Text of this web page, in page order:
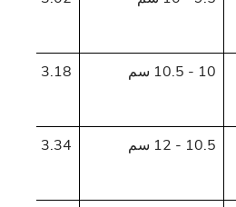
10 - 10.5 سم 3.18 - 3.34 سم
10.5 - 12 سم 3.34 - 3.82 سم